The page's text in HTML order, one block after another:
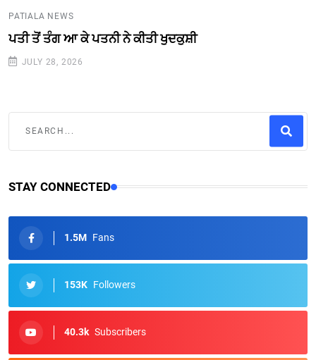
PATIALA NEWS
ਪਤੀ ਤੋਂ ਤੰਗ ਆ ਕੇ ਪਤਨੀ ਨੇ ਕੀਤੀ ਖੁਦਕੁਸ਼ੀ
JULY 28, 2026
STAY CONNECTED
1.5M Fans
153K Followers
40.3k Subscribers